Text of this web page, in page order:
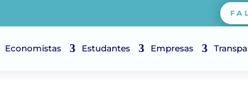
Economistas Estudantes Empresas